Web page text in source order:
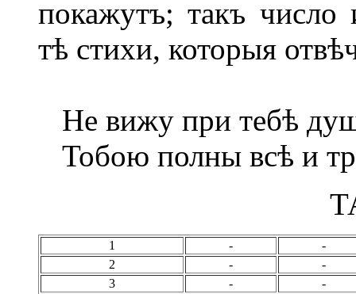
покажутъ; такъ число
тѣ стихи, которыя
Не вижу при тебѣ
Тобою полны всѣ и
1 -
-
2
-
-
3
-
-